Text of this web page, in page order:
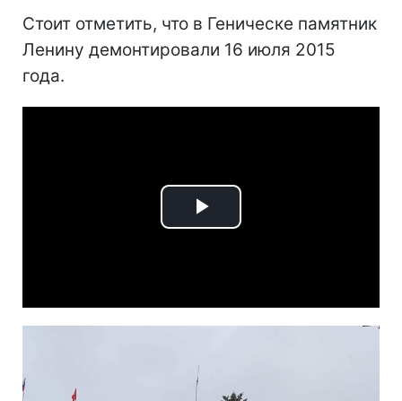
Стоит отметить, что в Геническе памятник
Ленину демонтировали 16 июля 2015
года.
Play